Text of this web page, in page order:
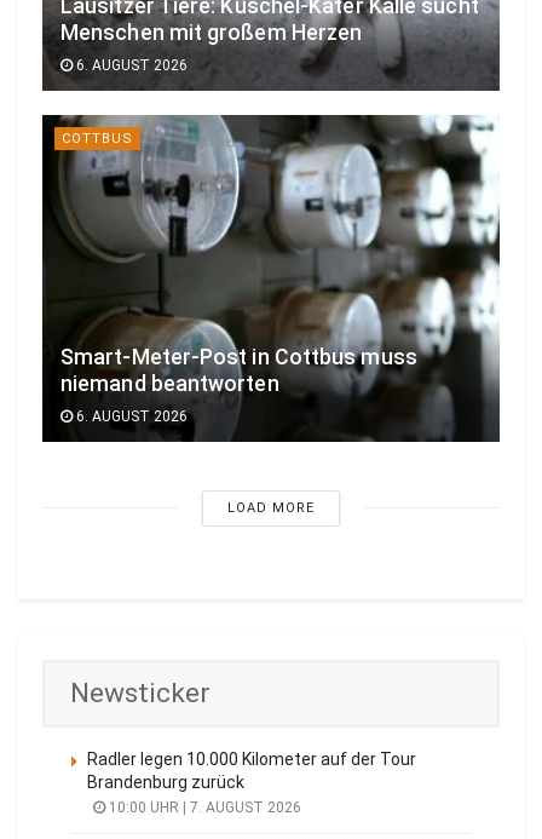
Lausitzer Tiere: Kuschel-Kater Kalle sucht
Menschen mit großem Herzen
6. AUGUST 2026
COTTBUS
Smart-Meter-Post in Cottbus muss
niemand beantworten
6. AUGUST 2026
LOAD MORE
Newsticker
Radler legen 10.000 Kilometer auf der Tour
Brandenburg zurück
10:00 UHR | 7. AUGUST 2026